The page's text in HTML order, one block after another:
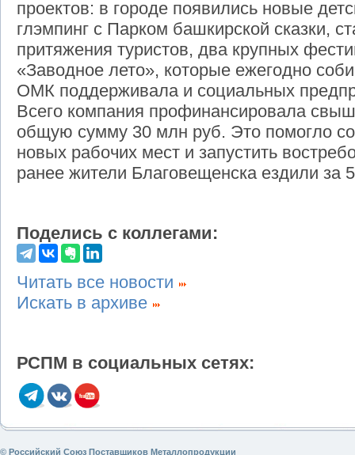
проектов: в городе появились новые
глэмпинг с Парком башкирской сказки,
притяжения туристов, два крупных
«Заводное лето», которые ежегодно
ОМК поддерживала и социальных
Всего компания профинансировала
общую сумму 30 млн руб. Это помогло
новых рабочих мест и запустить
ранее жители Благовещенска ездили за
Поделись с коллегами:
Читать все новости
Искать в архиве
РСПМ в социальных сетях:
© Российский Союз Поставщиков Металлопродукции